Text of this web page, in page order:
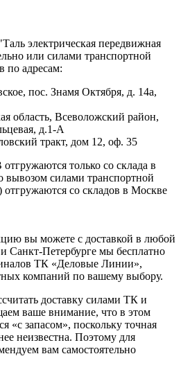
электрическая передвижная
или силами транспортной
по адресам:
пос. Знамя Октября, д. 14а,
область, Всеволожский район,
д.1-А
тракт, дом 12, оф. 35
только со склада в
силами транспортной
со складов в Москве
вы можете с доставкой в любой
Санкт-Петербурге мы бесплатно
ТК «Деловые Линии»,
компаний по вашему выбору.
доставку силами ТК и
ваше внимание, что в этом
«с запасом», поскольку точная
неизвестна. Поэтому для
вам самостоятельно